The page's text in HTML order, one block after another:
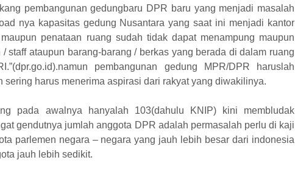
pembangunan gedungbaru DPR baru yang menjadi masalah
nya kapasitas gedung Nusantara yang saat ini menjadi kantor
penataan ruang sudah tidak dapat menampung maupun
staff ataupun barang-barang / berkas yang berada di dalam ruang
pembangunan gedung MPR/DPR haruslah
sering harus menerima aspirasi dari rakyat yang diwakilinya.
pada awalnya hanyalah 103(dahulu KNIP) kini membludak
gendutnya jumlah anggota DPR adalah permasalah perlu di kaji
parlemen negara – negara yang jauh lebih besar dari indonesia
jauh lebih sedikit.